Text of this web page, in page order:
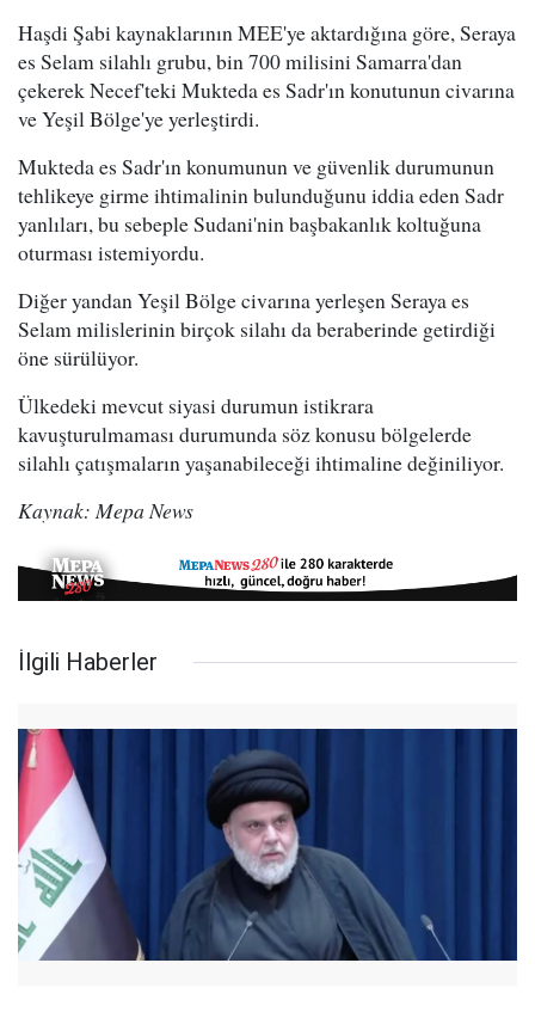
Haşdi Şabi kaynaklarının MEE'ye aktardığına göre, Seraya
es Selam silahlı grubu, bin 700 milisini Samarra'dan
çekerek Necef'teki Mukteda es Sadr'ın konutunun civarına
ve Yeşil Bölge'ye yerleştirdi.
Mukteda es Sadr'ın konumunun ve güvenlik durumunun
tehlikeye girme ihtimalinin bulunduğunu iddia eden Sadr
yanlıları, bu sebeple Sudani'nin başbakanlık koltuğuna
oturması istemiyordu.
Diğer yandan Yeşil Bölge civarına yerleşen Seraya es
Selam milislerinin birçok silahı da beraberinde getirdiği
öne sürülüyor.
Ülkedeki mevcut siyasi durumun istikrara
kavuşturulmaması durumunda söz konusu bölgelerde
silahlı çatışmaların yaşanabileceği ihtimaline değiniliyor.
Kaynak: Mepa News
İlgili Haberler